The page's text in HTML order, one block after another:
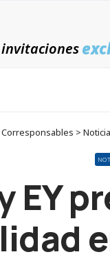
Corresponsables >
EY